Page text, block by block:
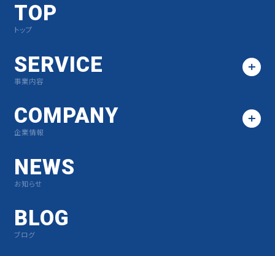
TOP
トップ
SERVICE
事業内容
COMPANY
企業情報
NEWS
お知らせ
BLOG
ブログ